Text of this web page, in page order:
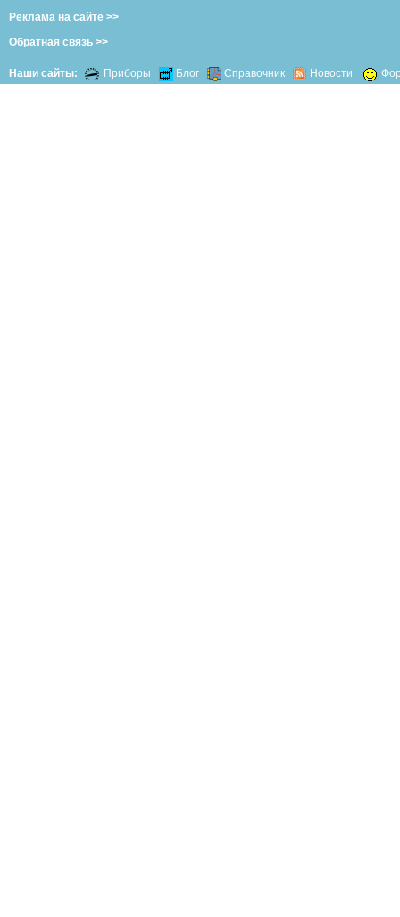
Реклама на сайте >>
Обратная связь >>
Наши сайты: Приборы Блог Справочник Новости